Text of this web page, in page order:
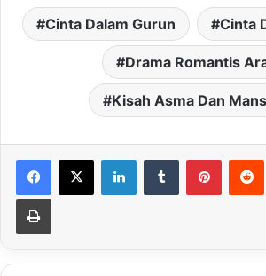
Cinta Dalam Gurun Cinta
Drama Romantis
Kisah Asma Dan
LinkedInTumblr Pinterest
Print